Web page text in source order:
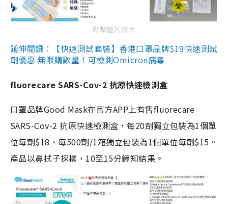
點擊圖片放大
延伸閱讀：【快速測試套裝】香港口罩品牌$19快速測試
劑優惠 無限購數量！可檢測Omicron病毒
fluorecare SARS-Cov-2 抗原快速檢測盒
口罩品牌Good Mask在官方APP上有售fluorecare
SARS-Cov-2 抗原快速檢測盒，每20劑獨立包裝為1個單
位每劑$18、每500劑/1箱獨立包裝為1個單位每劑$15。
產品以鼻拭子採樣，10至15分鐘知結果。